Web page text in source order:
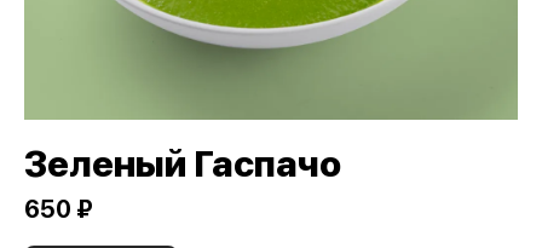
Зеленый Гаспачо
650 ₽